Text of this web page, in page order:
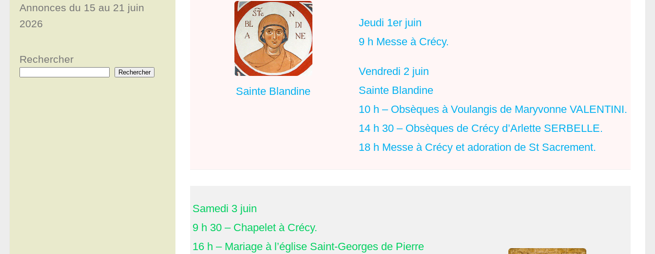
Sainte Blandine
Jeudi 1er juin
9 h Messe à Crécy.
Vendredi 2 juin
Sainte Blandine
10 h – Obsèques à Voulangis de Maryvonne VALENTINI.
14 h 30 – Obsèques de Crécy d’Arlette SERBELLE.
18 h Messe à Crécy et adoration de St Sacrement.
Samedi 3 juin
9 h 30 – Chapelet à Crécy.
16 h – Mariage à l’église Saint-Georges de Pierre
Annonces du 15 au 21 juin
2026
Rechercher
Rechercher